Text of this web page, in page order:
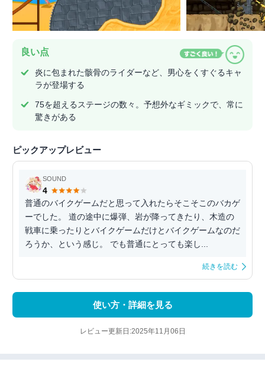
良い点
炎に包まれた骸骨のライダーなど、男心をくすぐるキャ
ラが登場する
75を超えるステージの数々。予想外なギミックで、常に
驚きがある
ピックアップレビュー
SOUND
4
普通のバイクゲームだと思って入れたらそこそこのバカゲ
ーでした。 道の途中に爆弾、岩が降ってきたり、木造の
戦車に乗ったりとバイクゲームだけとバイクゲームなのだ
ろうか、という感じ。 でも普通にとっても楽し...
続きを読む
使い方・詳細を見る
レビュー更新日:2025年11月06日